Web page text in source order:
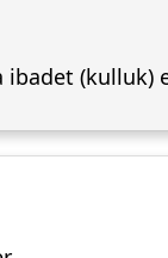
ibadet (kulluk)